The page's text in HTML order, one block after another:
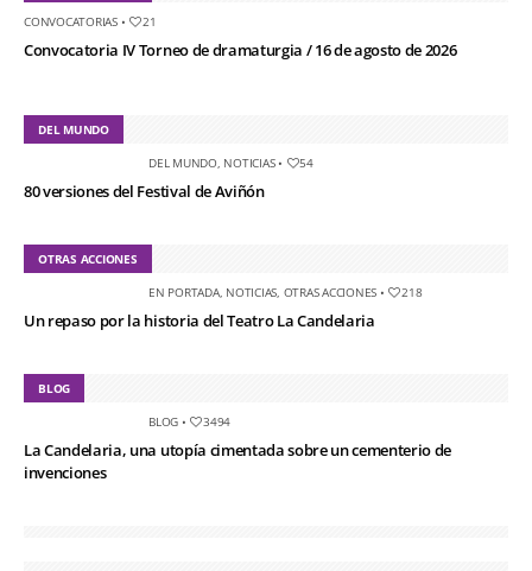
CONVOCATORIAS• 21
Convocatoria IV Torneo de dramaturgia / 16 de agosto de 2026
DEL MUNDO
DEL MUNDO, NOTICIAS• 54
80 versiones del Festival de Aviñón
OTRAS ACCIONES
EN PORTADA, NOTICIAS OTRAS ACCIONES • 218
Un repaso por la historia del Teatro La Candelaria
BLOG
BLOG • 3494
La Candelaria, una utopía cimentada sobre un cementerio de
invenciones